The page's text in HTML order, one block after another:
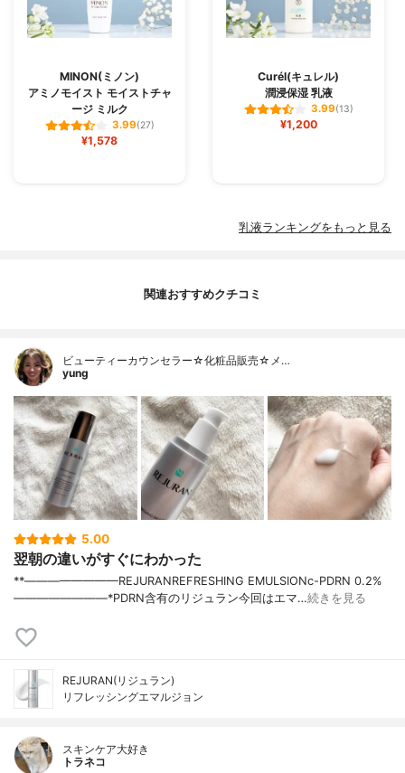
MINON(ミノン)
アミノモイスト モイストチャ
ージ ミルク
3.99(27)
¥1,578
Curél(キュレル)
潤浸保湿 乳液
3.99(13)
¥1,200
乳液ランキングをもっと見る
関連おすすめクチコミ
ビューティーカウンセラー☆化粧品販売☆メ…
yung
5.00
翌朝の違いがすぐにわかった
**————————⁡REJURAN⁡REFRESHING EMULSIONc-PDRN 0.2%⁡
————————⁡⁡⁡⁡*PDRN含有のリジュラン今回はエマ…続きを見る
REJURAN(リジュラン)
リフレッシングエマルジョン
スキンケア大好き
トラネコ